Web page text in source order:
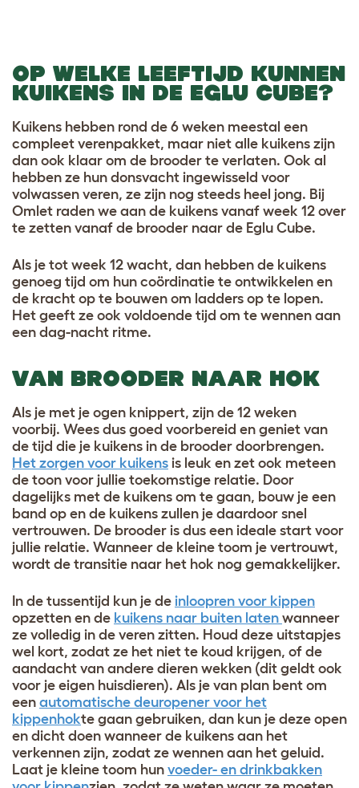
OP WELKE LEEFTIJD KUNNEN
KUIKENS IN DE EGLU CUBE?
Kuikens hebben rond de 6 weken meestal een
compleet verenpakket, maar niet alle kuikens zijn
dan ook klaar om de brooder te verlaten. Ook al
hebben ze hun donsvacht ingewisseld voor
volwassen veren, ze zijn nog steeds heel jong. Bij
Omlet raden we aan de kuikens vanaf week 12 over
te zetten vanaf de brooder naar de Eglu Cube.
Als je tot week 12 wacht, dan hebben de kuikens
genoeg tijd om hun coördinatie te ontwikkelen en
de kracht op te bouwen om ladders op te lopen.
Het geeft ze ook voldoende tijd om te wennen aan
een dag-nacht ritme.
VAN BROODER NAAR HOK
Als je met je ogen knippert, zijn de 12 weken
voorbij. Wees dus goed voorbereid en geniet van
de tijd die je kuikens in de brooder doorbrengen.
Het zorgen voor kuikens is leuk en zet ook meteen
de toon voor jullie toekomstige relatie. Door
dagelijks met de kuikens om te gaan, bouw je een
band op en de kuikens zullen je daardoor snel
vertrouwen. De brooder is dus een ideale start voor
jullie relatie. Wanneer de kleine toom je vertrouwt,
wordt de transitie naar het hok nog gemakkelijker.
In de tussentijd kun je de inloopren voor kippen
opzetten en de kuikens naar buiten laten wanneer
ze volledig in de veren zitten. Houd deze uitstapjes
wel kort, zodat ze het niet te koud krijgen, of de
aandacht van andere dieren wekken (dit geldt ook
voor je eigen huisdieren). Als je van plan bent om
een automatische deuropener voor het
kippenhokte gaan gebruiken, dan kun je deze open
en dicht doen wanneer de kuikens aan het
verkennen zijn, zodat ze wennen aan het geluid.
Laat je kleine toom hun voeder- en drinkbakken